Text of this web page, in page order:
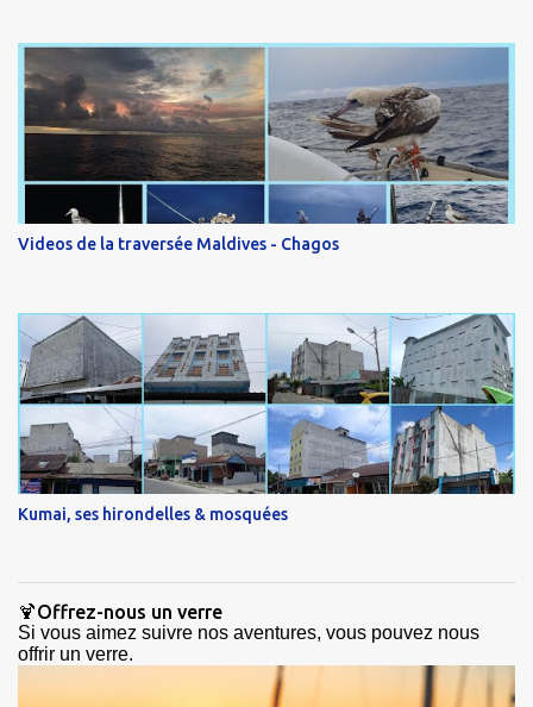
Videos de la traversée Maldives - Chagos
Kumai, ses hirondelles & mosquées
🍹Offrez-nous un verre
Si vous aimez suivre nos aventures, vous pouvez nous
offrir un verre.